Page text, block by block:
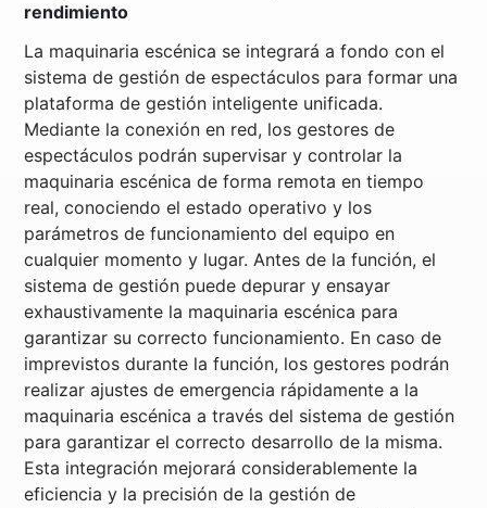
rendimiento
La maquinaria escénica se integrará a fondo con el
sistema de gestión de espectáculos para formar una
plataforma de gestión inteligente unificada.
Mediante la conexión en red, los gestores de
espectáculos podrán supervisar y controlar la
maquinaria escénica de forma remota en tiempo
real, conociendo el estado operativo y los
parámetros de funcionamiento del equipo en
cualquier momento y lugar. Antes de la función, el
sistema de gestión puede depurar y ensayar
exhaustivamente la maquinaria escénica para
garantizar su correcto funcionamiento. En caso de
imprevistos durante la función, los gestores podrán
realizar ajustes de emergencia rápidamente a la
maquinaria escénica a través del sistema de gestión
para garantizar el correcto desarrollo de la misma.
Esta integración mejorará considerablemente la
eficiencia y la precisión de la gestión de